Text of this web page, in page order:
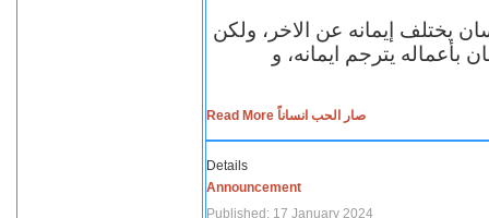
يختلف إيمانه عن الاخر، ولكن
بأعماله يترجم ايمانه، و
Read More صار الحب انساناً
Details
Announcement
Published: 17 January 2024